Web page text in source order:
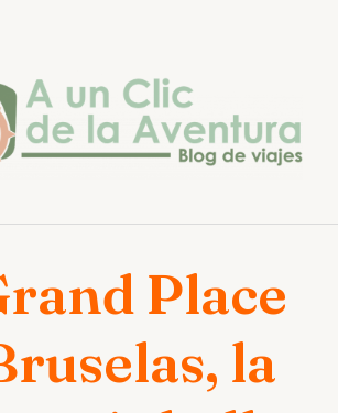
Place
la